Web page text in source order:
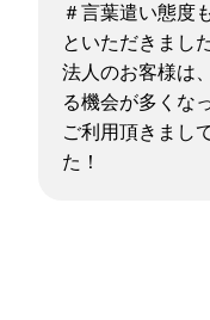
＃言葉遣い態度
といただきました
法人のお客様は
る機会が多くな
ご利用頂きまし
た！